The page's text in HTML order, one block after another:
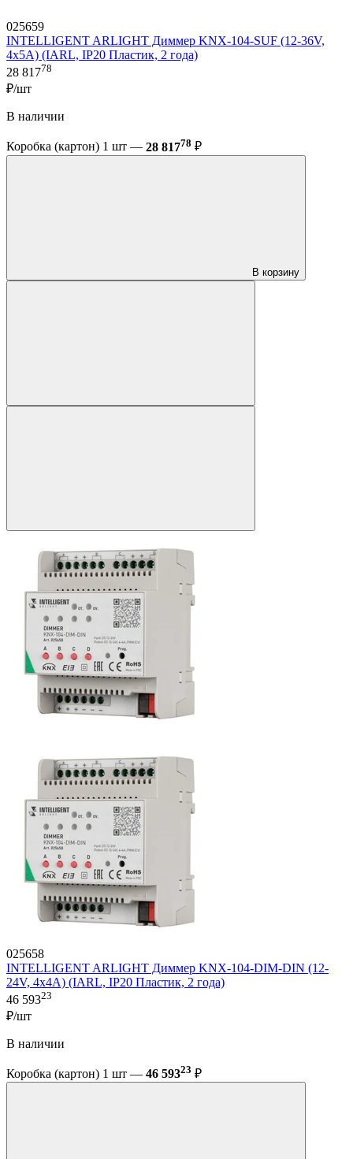
025659
INTELLIGENT ARLIGHT Диммер KNX-104-SUF (12-36V,
4x5A) (IARL, IP20 Пластик, 2 года)
28 81778
₽/шт
В наличии
Коробка (картон) 1 шт — 28 81778 ₽
В корзину
025658
INTELLIGENT ARLIGHT Диммер KNX-104-DIM-DIN (12-
24V, 4x4A) (IARL, IP20 Пластик, 2 года)
46 59323
₽/шт
В наличии
Коробка (картон) 1 шт — 46 59323 ₽